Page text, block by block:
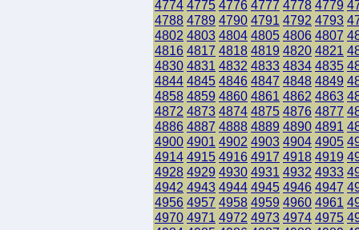
4774 4775 4776 4777 4778 4779
4788 4789 4790 4791 4792 4793
4802 4803 4804 4805 4806 4807
4816 4817 4818 4819 4820 4821
4830 4831 4832 4833 4834 4835
4844 4845 4846 4847 4848 4849
4858 4859 4860 4861 4862 4863
4872 4873 4874 4875 4876 4877
4886 4887 4888 4889 4890 4891
4900 4901 4902 4903 4904 4905
4914 4915 4916 4917 4918 4919
4928 4929 4930 4931 4932 4933
4942 4943 4944 4945 4946 4947
4956 4957 4958 4959 4960 4961
4970 4971 4972 4973 4974 4975